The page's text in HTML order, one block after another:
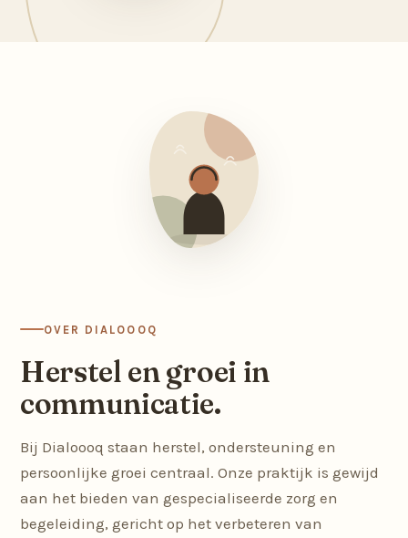
OVER DIALOOOQ
Herstel en groei in
communicatie.
Bij Dialoooq staan herstel, ondersteuning en
persoonlijke groei centraal. Onze praktijk is gewijd
aan het bieden van gespecialiseerde zorg en
begeleiding, gericht op het verbeteren van